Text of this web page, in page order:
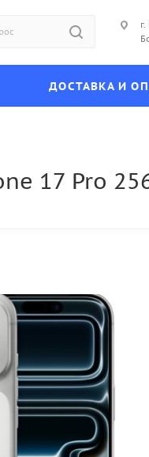
ДОСТАВКА И
17 Pro